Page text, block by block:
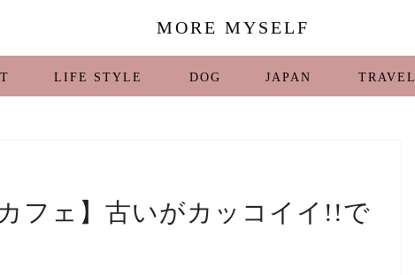
MORE MYSELF
LIFE STYLE DOG JAPAN TRAVEL
フェ】古いがカッコイイ!!で